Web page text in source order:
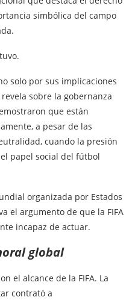
simbólica del campo
solo por sus implicaciones
sobre la gobernanza
que están
a pesar de las
cuando la presión
papel social del fútbol
organizada por Estados
el argumento de que la FIFA
incapaz de actuar.
global
el alcance de la FIFA. La
contrató a